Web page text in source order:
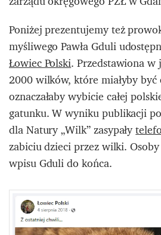
Poniżej prezentujemy też
myśliwego Pawła Gduli
Łowiec Polski. Przedstawiona
2000 wilków, które miałyby być
oznaczałaby wybicie całej
gatunku. W wyniku publikacji
dla Natury „Wilk” zasypały
zabiciu dzieci przez wilki.
wpisu Gduli do końca.